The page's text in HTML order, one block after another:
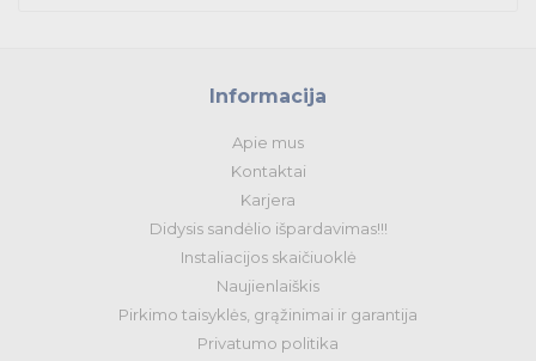
Informacija
Apie mus
Kontaktai
Karjera
Didysis sandėlio išpardavimas!!!
Instaliacijos skaičiuoklė
Naujienlaiškis
Pirkimo taisyklės, grąžinimai ir garantija
Privatumo politika